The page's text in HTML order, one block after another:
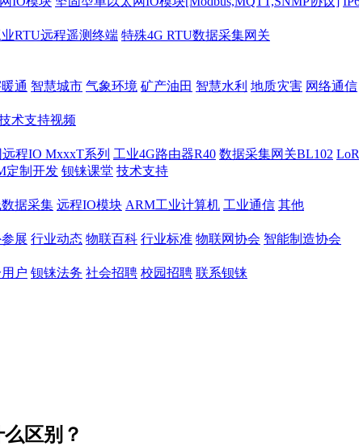
RTU远程遥测终端 特殊4G RTU数据采集网关
通 智慧城市 气象环境 矿产油田 智慧水利 地质灾害 网络通信
术支持视频
远程IO MxxxT系列 工业4G路由器R40 数据采集网关BL102
定制开发 钡铼课堂 技术支持
据采集 远程IO模块 ARM工业计算机 工业通信 其他
展 行业动态 物联百科 行业标准 物联网协会 智能制造协会
户 钡铼法务 社会招聘 校园招聘 联系钡铼
区别？